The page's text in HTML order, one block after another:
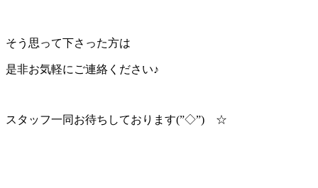
そう思って下さった方は
是非お気軽にご連絡ください♪
スタッフ一同お待ちしております(”◇”)ゞ☆